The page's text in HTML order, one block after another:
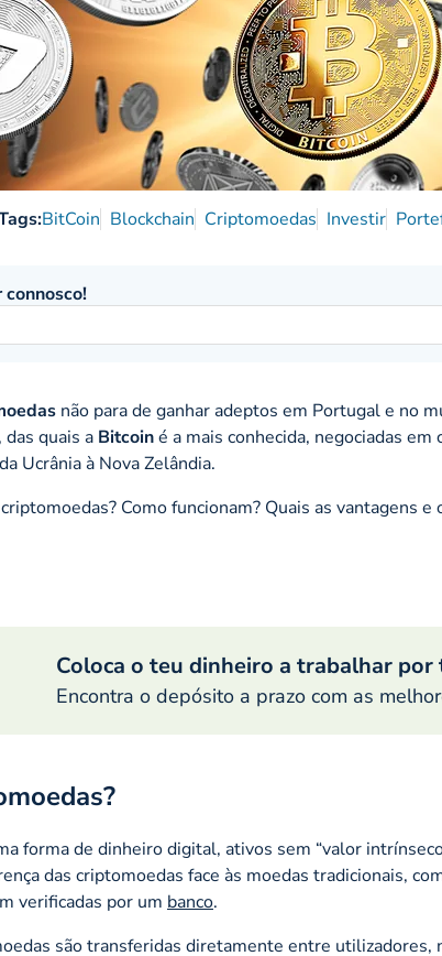
BitCoin Blockchain Criptomoedas Investir
não para de ganhar adeptos em Portugal e no
quais a Bitcoiné a mais conhecida, negociadas
Ucrânia à Nova Zelândia.
Como funcionam? Quais as vantagens
Coloca o teu dinheiro a trabalhar por
Encontra o depósito a prazo com as
forma de dinheiro digital, ativos sem “valor
das criptomoedas face às moedas tradicionais,
verificadas por um banco.
são transferidas diretamente entre utilizadores,